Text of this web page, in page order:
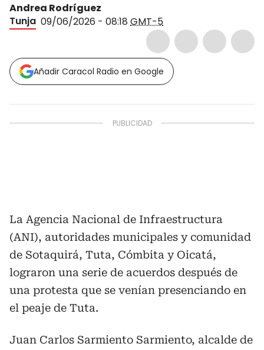
Andrea Rodríguez
Tunja 09/06/2026 - 08:18 GMT-5
Añadir Caracol Radio en Google
La Agencia Nacional de Infraestructura
(ANI), autoridades municipales y comunidad
de Sotaquirá, Tuta, Cómbita y Oicatá,
lograron una serie de acuerdos después de
una protesta que se venían presenciando en
el peaje de Tuta.
Juan Carlos Sarmiento Sarmiento, alcalde de